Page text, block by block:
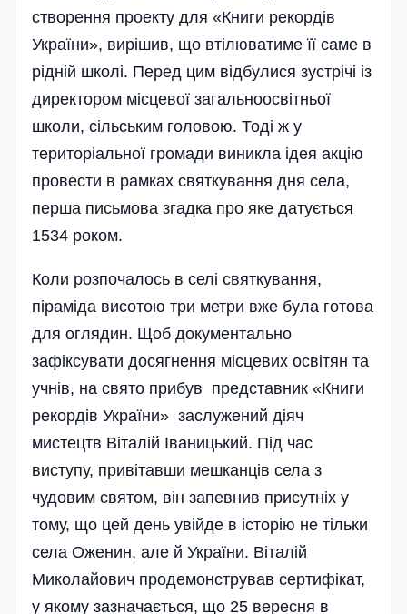
створення проекту для «Книги рекордів
України», вирішив, що втілюватиме її саме в
рідній школі. Перед цим відбулися зустрічі із
директором місцевої загальноосвітньої
школи, сільським головою. Тоді ж у
територіальної громади виникла ідея акцію
провести в рамках святкування дня села,
перша письмова згадка про яке датується
1534 роком.
Коли розпочалось в селі святкування,
піраміда висотою три метри вже була готова
для оглядин. Щоб документально
зафіксувати досягнення місцевих освітян та
учнів, на свято прибув представник «Книги
рекордів України» заслужений діяч
мистецтв Віталій Іваницький. Під час
виступу, привітавши мешканців села з
чудовим святом, він запевнив присутніх у
тому, що цей день увійде в історію не тільки
села Оженин, але й України. Віталій
Миколайович продемонстрував сертифікат,
у якому зазначається, що 25 вересня в